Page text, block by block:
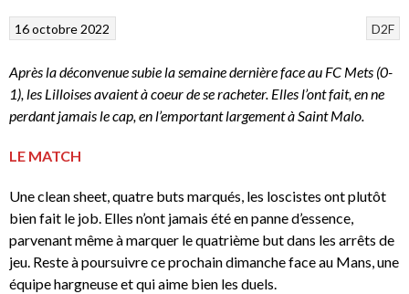
D2F
16 octobre 2022
Après la déconvenue subie la semaine dernière face au FC Mets (0-
1), les Lilloises avaient à coeur de se racheter. Elles l’ont fait, en ne
perdant jamais le cap, en l’emportant largement à Saint Malo.
LE MATCH
Une clean sheet, quatre buts marqués, les loscistes ont plutôt
bien fait le job. Elles n’ont jamais été en panne d’essence,
parvenant même à marquer le quatrième but dans les arrêts de
jeu. Reste à poursuivre ce prochain dimanche face au Mans, une
équipe hargneuse et qui aime bien les duels.